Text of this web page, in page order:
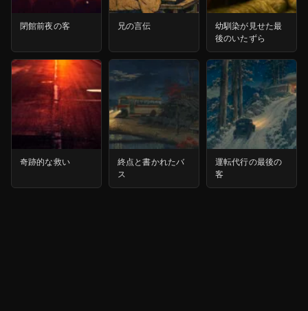
閉館前夜の客 兄の言伝
幼馴染が見せた最
後のいたずら
奇跡的な救い
終点と書かれたバ
ス
運転代行の最後の
客